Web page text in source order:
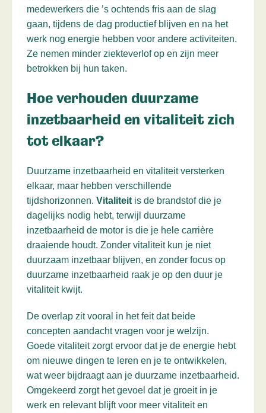
medewerkers die ’s ochtends fris aan de slag
gaan, tijdens de dag productief blijven en na het
werk nog energie hebben voor andere activiteiten.
Ze nemen minder ziekteverlof op en zijn meer
betrokken bij hun taken.
Hoe verhouden duurzame
inzetbaarheid en vitaliteit zich
tot elkaar?
Duurzame inzetbaarheid en vitaliteit versterken
elkaar, maar hebben verschillende
tijdshorizonnen. Vitaliteit is de brandstof die je
dagelijks nodig hebt, terwijl duurzame
inzetbaarheid de motor is die je hele carrière
draaiende houdt. Zonder vitaliteit kun je niet
duurzaam inzetbaar blijven, en zonder focus op
duurzame inzetbaarheid raak je op den duur je
vitaliteit kwijt.
De overlap zit vooral in het feit dat beide
concepten aandacht vragen voor je welzijn.
Goede vitaliteit zorgt ervoor dat je de energie hebt
om nieuwe dingen te leren en je te ontwikkelen,
wat weer bijdraagt aan je duurzame inzetbaarheid.
Omgekeerd zorgt het gevoel dat je groeit in je
werk en relevant blijft voor meer vitaliteit en